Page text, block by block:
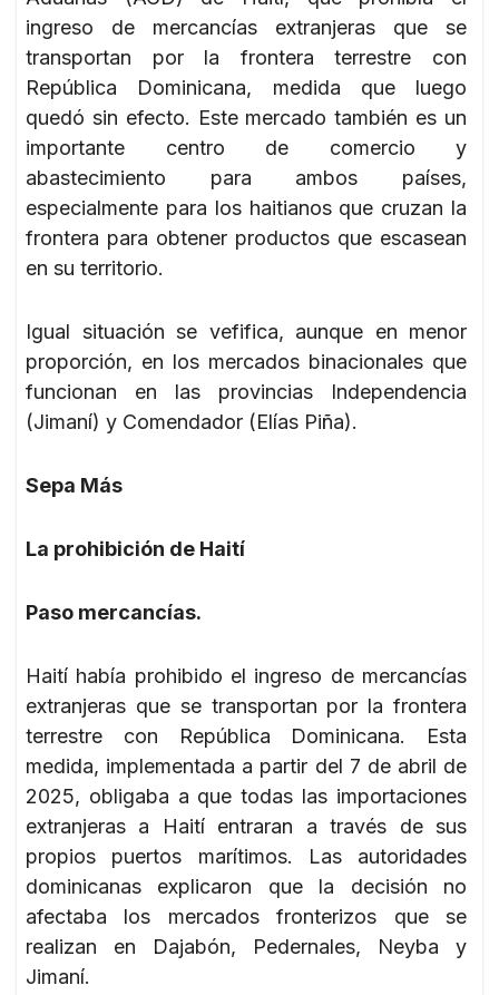
ingreso de mercancías extranjeras que se
transportan por la frontera terrestre con
República Dominicana, medida que luego
quedó sin efecto. Este mercado también es un
importante centro de comercio y
abastecimiento para ambos países,
especialmente para los haitianos que cruzan la
frontera para obtener productos que escasean
en su territorio.
Igual situación se vefifica, aunque en menor
proporción, en los mercados binacionales que
funcionan en las provincias Independencia
(Jimaní) y Comendador (Elías Piña).
Sepa Más
La prohibición de Haití
Paso mercancías.
Haití había prohibido el ingreso de mercancías
extranjeras que se transportan por la frontera
terrestre con República Dominicana. Esta
medida, implementada a partir del 7 de abril de
2025, obligaba a que todas las importaciones
extranjeras a Haití entraran a través de sus
propios puertos marítimos. Las autoridades
dominicanas explicaron que la decisión no
afectaba los mercados fronterizos que se
realizan en Dajabón, Pedernales, Neyba y
Jimaní.